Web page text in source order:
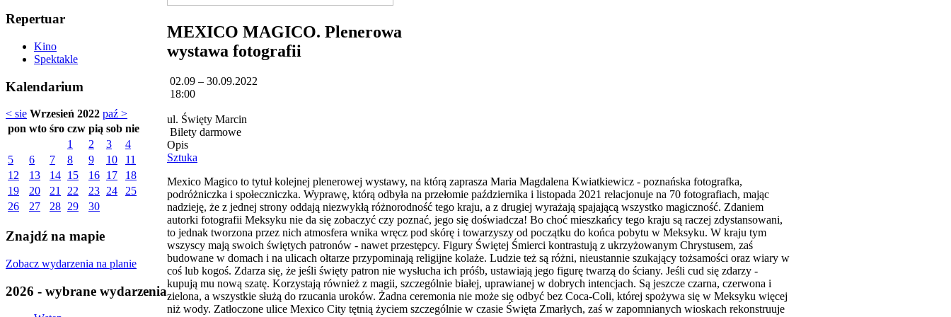
Repertuar
Kino
Spektakle
Kalendarium
< sie Wrzesień 2022 paź >
pon wto śro czw pią sob nie
1
2 3
4
5
6 7 8 9 10
11
12
13 14 15 16 17
18
19
20 21 22 23 24
25
26
27 28 29 30
Znajdź na mapie
Zobacz wydarzenia na planie
2026 - wybrane wydarzenia
MEXICO MAGICO. Plenerowa
wystawa fotografii
02.09 – 30.09.2022
18:00
ul. Święty Marcin
Bilety darmowe
Opis
Sztuka
Mexico Magico to tytuł kolejnej plenerowej wystawy, na którą zaprasza Maria Magdalena Kwiatkiewicz - poznańska fotografka,
podróżniczka i społeczniczka. Wyprawę, którą odbyła na przełomie października i listopada 2021 relacjonuje na 70 fotografiach, mając
nadzieję, że z jednej strony oddają niezwykłą różnorodność tego kraju, a z drugiej wyrażają spajającą wszystko magiczność. Zdaniem
autorki fotografii Meksyku nie da się zobaczyć czy poznać, jego się doświadcza! Bo choć mieszkańcy tego kraju są raczej zdystansowani,
to jednak tworzona przez nich atmosfera wnika wręcz pod skórę i towarzyszy od początku do końca pobytu w Meksyku. W kraju tym
wszyscy mają swoich świętych patronów - nawet przestępcy. Figury Świętej Śmierci kontrastują z ukrzyżowanym Chrystusem, zaś
budowane w domach i na ulicach ołtarze przypominają religijne kolaże. Ludzie też są różni, nieustannie szukający tożsamości oraz wiary w
coś lub kogoś. Zdarza się, że jeśli święty patron nie wysłucha ich próśb, ustawiają jego figurę twarzą do ściany. Jeśli cud się zdarzy -
kupują mu nową szatę. Korzystają również z magii, szczególnie białej, uprawianej w dobrych intencjach. Są jeszcze czarna, czerwona i
zielona, a wszystkie służą do rzucania uroków. Żadna ceremonia nie może się odbyć bez Coca-Coli, której spożywa się w Meksyku więcej
niż wody. Zatłoczone ulice Mexico City tętnią życiem szczególnie w czasie Święta Zmarłych, zaś w zapomnianych wioskach rekonstruuje